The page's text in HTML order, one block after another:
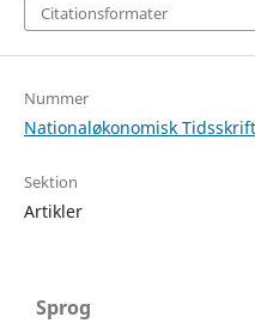
Citationsformater
Nummer
Nationaløkonomisk
Sektion
Artikler
Sprog